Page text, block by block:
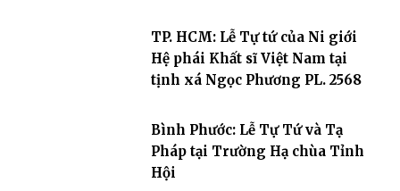
TP. HCM: Lễ Tự tứ của Ni giới
Hệ phái Khất sĩ Việt Nam tại
tịnh xá Ngọc Phương PL. 2568
Bình Phước: Lễ Tự Tứ và Tạ
Pháp tại Trường Hạ chùa Tỉnh
Hội